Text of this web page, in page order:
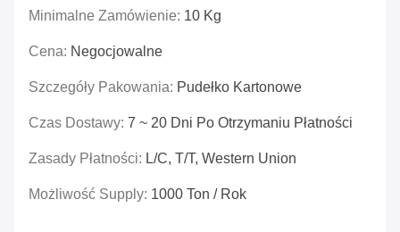
Minimalne Zamówienie: 10 Kg
Cena: Negocjowalne
Szczegóły Pakowania: Pudełko Kartonowe
Czas Dostawy: 7 ~ 20 Dni Po Otrzymaniu Płatności
Zasady Płatności: L/C, T/T, Western Union
Możliwość Supply: 1000 Ton / Rok